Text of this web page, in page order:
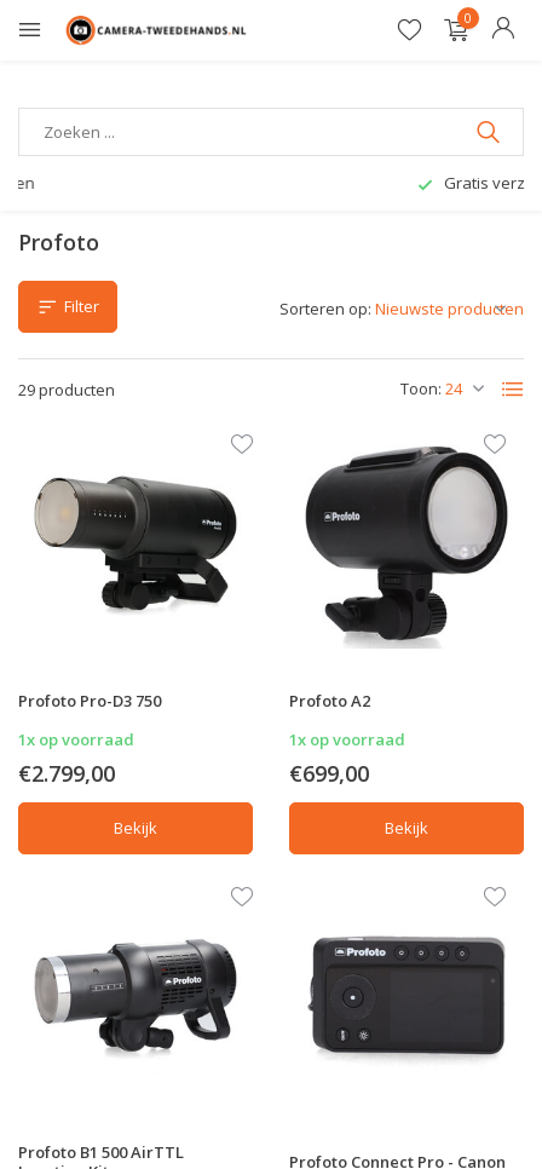
0
Profoto
Filter
29 producten Toon:
Sorteren op:
Profoto Pro-D3 750
1x op voorraad
€2.799,00
Bekijk
Profoto A2
1x op voorraad
€699,00
Bekijk
Profoto B1 500 AirTTL
Profoto Connect Pro - Canon